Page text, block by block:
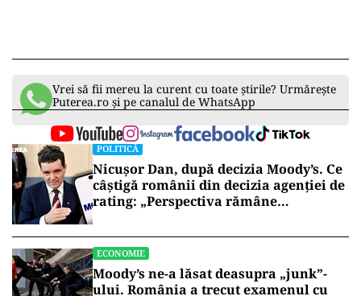
Vrei să fii mereu la curent cu toate știrile? Urmărește
Puterea.ro și pe canalul de WhatsApp
POLITICĂ
Nicușor Dan, după decizia Moody’s. Ce
câștigă românii din decizia agenției de
rating: „Perspectiva rămâne
ECONOMIE
Moody’s ne-a lăsat deasupra „junk”-
ului. România a trecut examenul cu